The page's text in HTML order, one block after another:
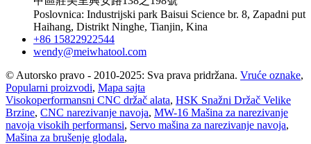
Poslovnica: Industrijski park Baisui Science br. 8, Zapadni put
Haihang, Distrikt Ninghe, Tianjin, Kina
+86 15822922544
wendy@meiwhatool.com
© Autorsko pravo - 2010-2025: Sva prava pridržana. Vruće oznake,
Popularni proizvodi, Mapa sajta
Visokoperformansni CNC držač alata, HSK Snažni Držač Velike
Brzine, CNC narezivanje navoja, MW-16 Mašina za narezivanje
navoja visokih performansi, Servo mašina za narezivanje navoja,
Mašina za brušenje glodala,